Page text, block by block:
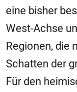
eine bisher
West-Achse
Regionen, die
Schatten der
Für den